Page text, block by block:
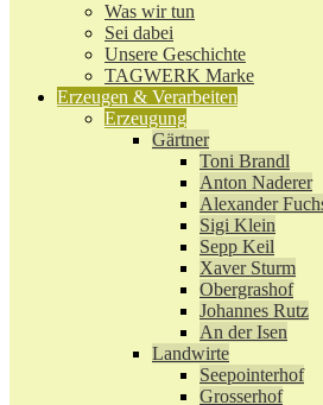
Was wir tun
Sei dabei
Unsere Geschichte
TAGWERK Marke
Erzeugen & Verarbeiten
Erzeugung
Gärtner
Toni Brandl
Anton Naderer
Alexander
Sigi Klein
Sepp Keil
Xaver Sturm
Obergrashof
Johannes Rutz
An der Isen
Landwirte
Seepointerhof
Grosserhof